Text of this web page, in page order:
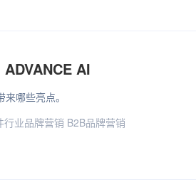
AI
哪些亮点。
行业品牌营销 B2B品牌营销